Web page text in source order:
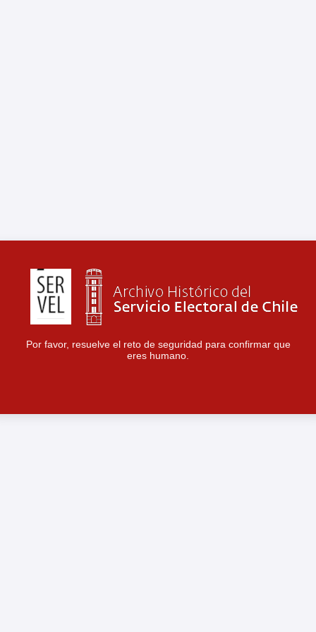
Por favor, resuelve el reto de seguridad para confirmar que
eres humano.